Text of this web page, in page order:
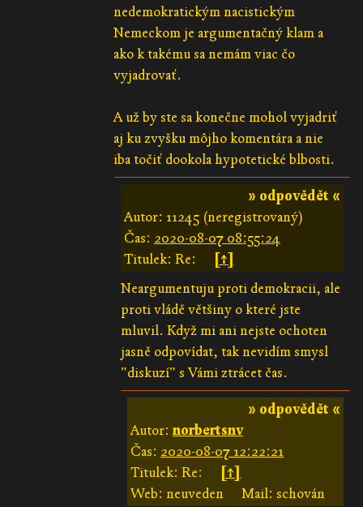
nedemokratickým nacistickým
Nemeckom je argumentačný klam a
ako k takému sa nemám viac čo
vyjadrovať.
A už by ste sa konečne mohol vyjadriť
aj ku zvyšku môjho komentára a nie
iba točiť dookola hypotetické blbosti.
» odpovědět «
Autor: 11245 (neregistrovaný)
Čas: 2020-08-07 08:55:24
Titulek: Re:
[↑]
Neargumentuju proti demokracii, ale
proti vládě většiny o které jste
mluvil. Když mi ani nejste ochoten
jasně odpovídat, tak nevidím smysl
"diskuzí" s Vámi ztrácet čas.
» odpovědět «
Autor:norbertsnv
Čas: 2020-08-07 12:22:21
Titulek: Re:
[↑]
Web: neuveden
Mail: schován